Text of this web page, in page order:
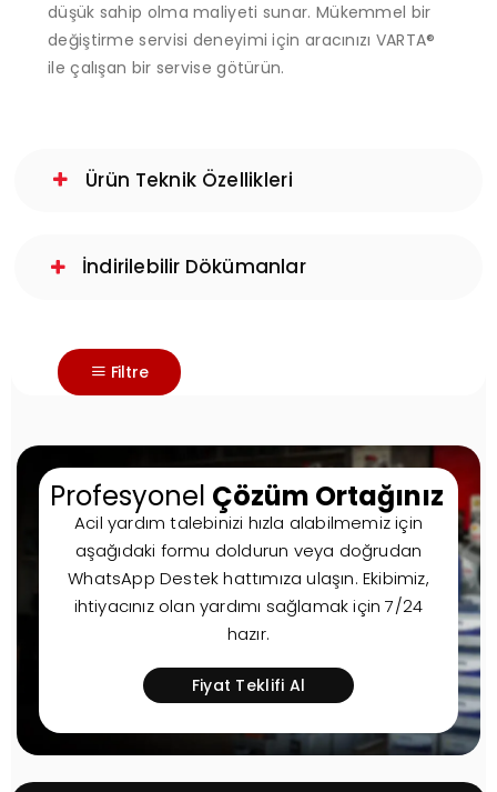
düşük sahip olma maliyeti sunar. Mükemmel bir
değiştirme servisi deneyimi için aracınızı VARTA®
ile çalışan bir servise götürün.
Ürün Teknik Özellikleri
İndirilebilir Dökümanlar
Filtre
Profesyonel Çözüm Ortağınız
Acil yardım talebinizi hızla alabilmemiz için
aşağıdaki formu doldurun veya doğrudan
WhatsApp Destek hattımıza ulaşın. Ekibimiz,
ihtiyacınız olan yardımı sağlamak için 7/24
hazır.
Fiyat Teklifi Al